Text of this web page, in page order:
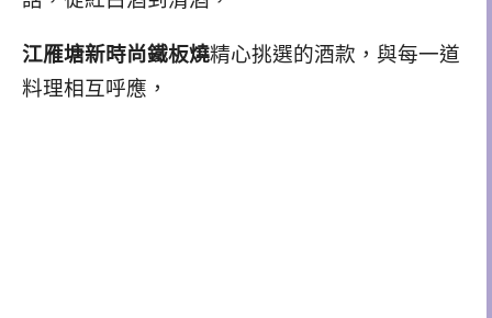
江雁塘新時尚鐵板燒精心挑選的酒款，與每一道
料理相互呼應，